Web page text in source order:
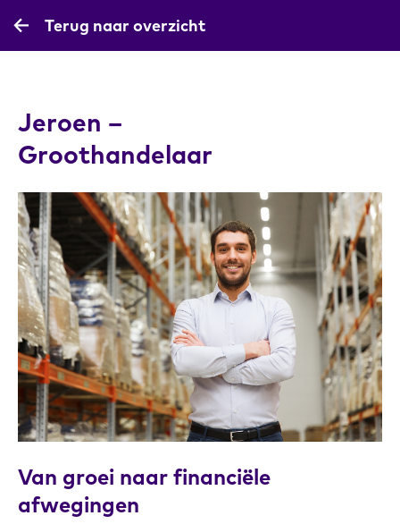
Terug naar overzicht
Jeroen –
Groothandelaar
Van groei naar financiële
afwegingen